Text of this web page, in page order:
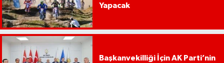
Yapacak
Başkanvekilliği İçin AK Parti’nin